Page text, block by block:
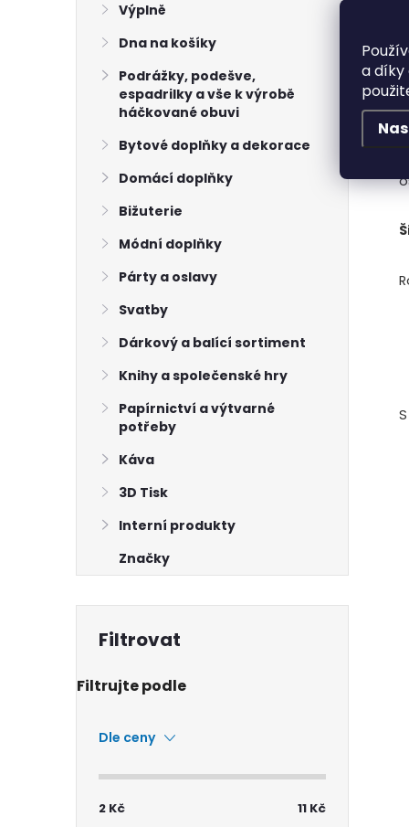
a díky
Výplně
Dna na košíky
Podrážky, podešve,
espadrilky a vše k výrobě
háčkované obuvi
Bytové doplňky a dekorace
Domácí doplňky
Bižuterie
Módní doplňky
Párty a oslavy
Svatby
Dárkový a balící sortiment
Knihy a společenské hry
Papírnictví a výtvarné
potřeby
Káva
3D Tisk
Interní produkty
Značky
Dle ceny
2 Kč 11 Kč
l
í